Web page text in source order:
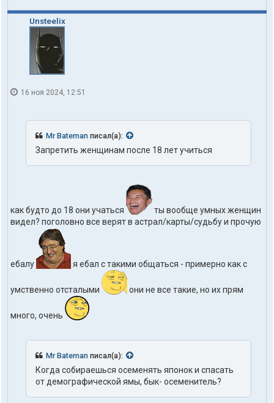
Unsteelix
16 ноя 2024, 12:51
Mr Bateman писал(а):
Запретить женщинам после 18 лет учиться
как будто до 18 они учаться
ты вообще умных женщин
видел? поголовно все верят в астрал/карты/судьбу и прочую
ебалу я ебал с такими общаться - примерно как с
умственно отсталыми они не все такие, но их прям
много, очень
Mr Bateman писал(а):
Когда собираешься осеменять японок и спасать
от демографической ямы, бык- осеменитель?